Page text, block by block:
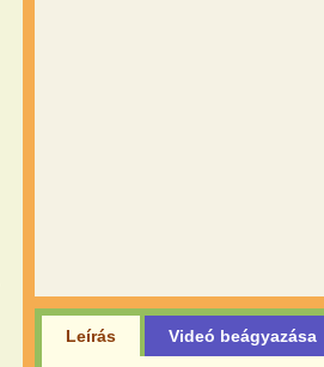
Leírás Videó beágyazása